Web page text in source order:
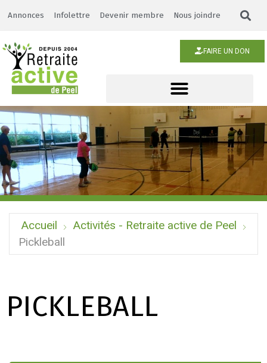
Annonces Infolettre Devenir membre Nous joindre
FAIRE UN DON
Accueil
Activités - Retraite active de Peel
Pickleball
PICKLEBALL